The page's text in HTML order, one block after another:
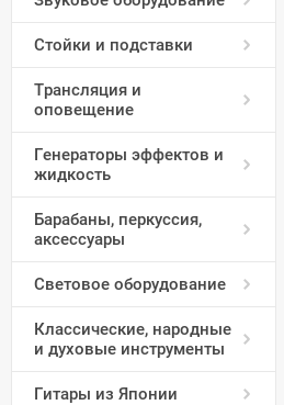
Стойки и подставки
Трансляция и
оповещение
Генераторы эффектов и
жидкость
Барабаны, перкуссия,
аксессуары
Световое оборудование
Классические, народные
и духовые инструменты
Гитары из Японии